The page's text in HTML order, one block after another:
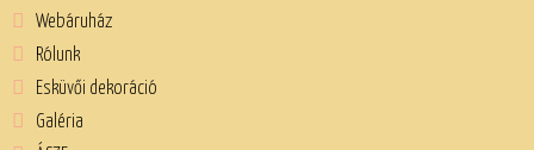
Webáruház
Rólunk
Esküvői dekoráció
Galéria